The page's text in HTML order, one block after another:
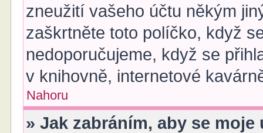
zneužití vašeho účtu někým
zaškrtněte toto políčko, když
nedoporučujeme, když se
v knihovně, internetové
Nahoru
» Jak zabráním, aby se